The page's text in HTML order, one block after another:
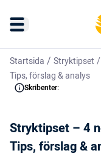
Startsida / Stryktipset /
Tips, förslag & analys
Skribenter:
Stryktipset – 4
Tips, förslag &